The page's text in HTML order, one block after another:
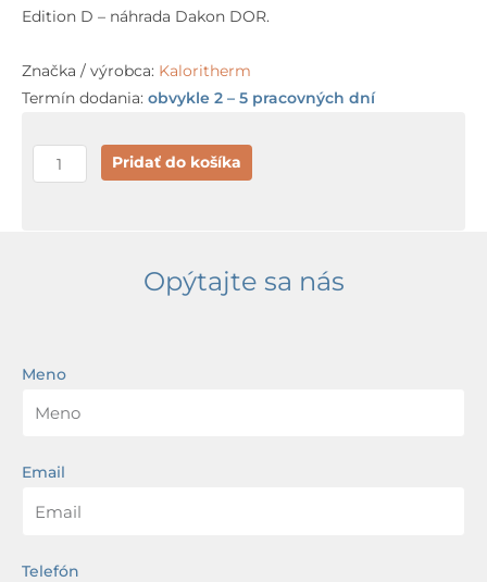
Edition D – náhrada Dakon DOR.
Značka / výrobca: Kaloritherm
Termín dodania: obvykle 2 – 5 pracovných dní
množstvo
Príruba
Pridať do košíka
Opýtajte sa nás
Meno
Email
Telefón